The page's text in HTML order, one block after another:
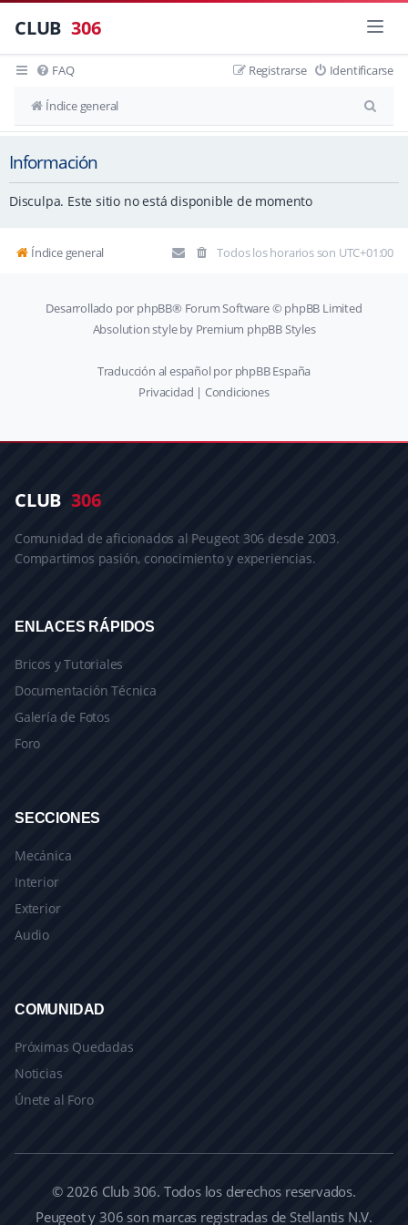
CLUB 306
FAQ Identificarse
Registrarse
Índice general
u
c
Información
Disculpa. Este sitio no está disponible de momento
Índice general Todos los horarios son UTC+01:00
Desarrollado por phpBB® Forum Software © phpBB Limited
Absolution style by Premium phpBB Styles
Traducción al español por phpBB España
Privacidad | Condiciones
CLUB 306
Comunidad de aficionados al Peugeot 306 desde 2003.
Compartimos pasión, conocimiento y experiencias.
ENLACES RÁPIDOS
Bricos y Tutoriales
Documentación Técnica
Galería de Fotos
Foro
SECCIONES
Mecánica
Interior
Exterior
Audio
COMUNIDAD
Próximas Quedadas
Noticias
Únete al Foro
© 2026 Club 306. Todos los derechos reservados.
Peugeot y 306 son marcas registradas de Stellantis N.V.